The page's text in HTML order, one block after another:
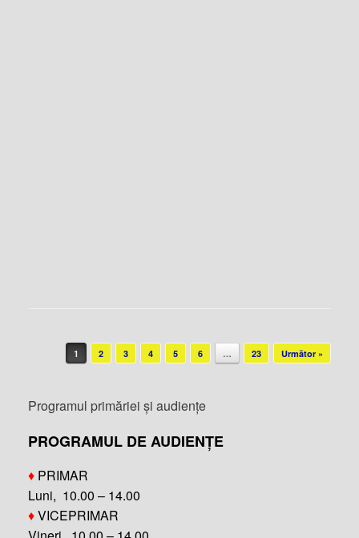
Post navigation
1 2 3 4 5 6 … 23 Următor »
Programul primăriei și audiențe
PROGRAMUL DE AUDIENȚE
♦ PRIMAR
Luni, 10.00 – 14.00
♦VICEPRIMAR